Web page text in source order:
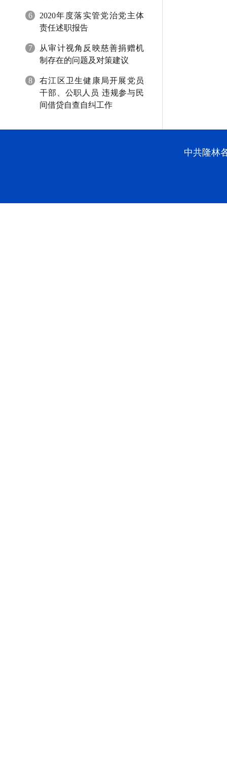
6
2020年度落实管党治党主体
责任述职报告
7
从审计视角反映慈善捐赠机
制存在的问题及对策建议
8
右江区卫生健康局开展党员
干部、公职人员 违规参与民
间借贷自查自纠工作
中共隆林